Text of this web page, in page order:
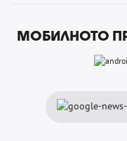
МОБИЛНОТО